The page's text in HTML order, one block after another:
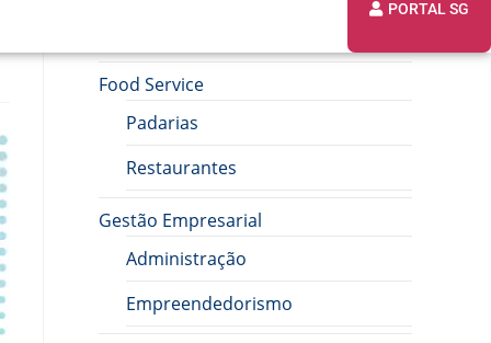
PORTAL SG
Food Service
Padarias
Restaurantes
Gestão Empresarial
Administração
Empreendedorismo